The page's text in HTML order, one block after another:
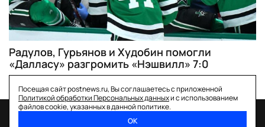
Радулов, Гурьянов и Худобин помогли
«Далласу» разгромить «Нэшвилл» 7:0
Посещая сайт postnews.ru, Вы соглашаетесь с приложенной
Политикой обработки Персональных данныхи с использованием
файлов cookie, указанных в данной политике.
ОК